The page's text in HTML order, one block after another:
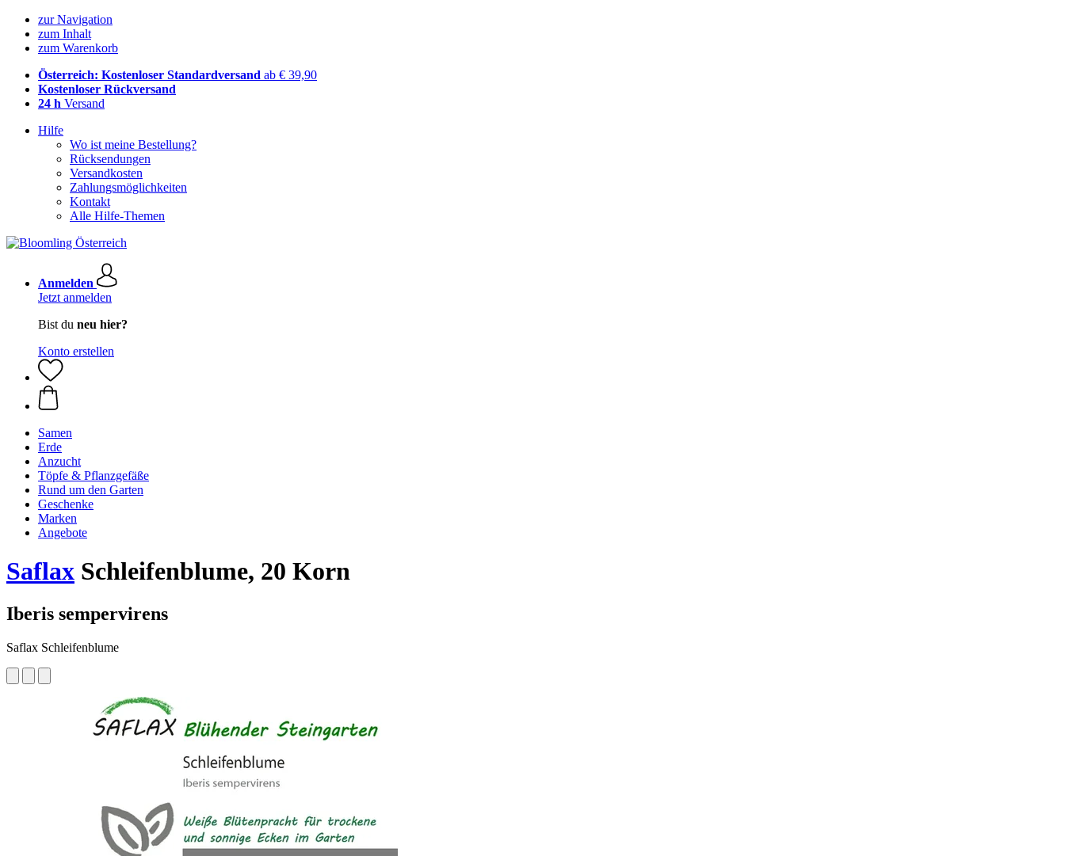
zur Navigation
zum Inhalt
zum Warenkorb
Österreich: Kostenloser Standardversand ab € 39,90
Kostenloser Rückversand
24 h Versand
Hilfe
Wo ist meine Bestellung?
Rücksendungen
Versandkosten
Zahlungsmöglichkeiten
Kontakt
Alle Hilfe-Themen
Anmelden
Jetzt anmelden
Bist du neu hier?
Konto erstellen
Samen
Erde
Anzucht
Töpfe & Pflanzgefäße
Rund um den Garten
Geschenke
Marken
Angebote
Saflax Schleifenblume, 20 Korn
Iberis sempervirens
Saflax Schleifenblume